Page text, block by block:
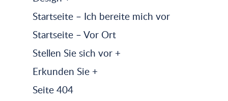
Startseite – Ich bereite mich vor
Startseite – Vor Ort
Stellen Sie sich vor +
Erkunden Sie +
Seite 404